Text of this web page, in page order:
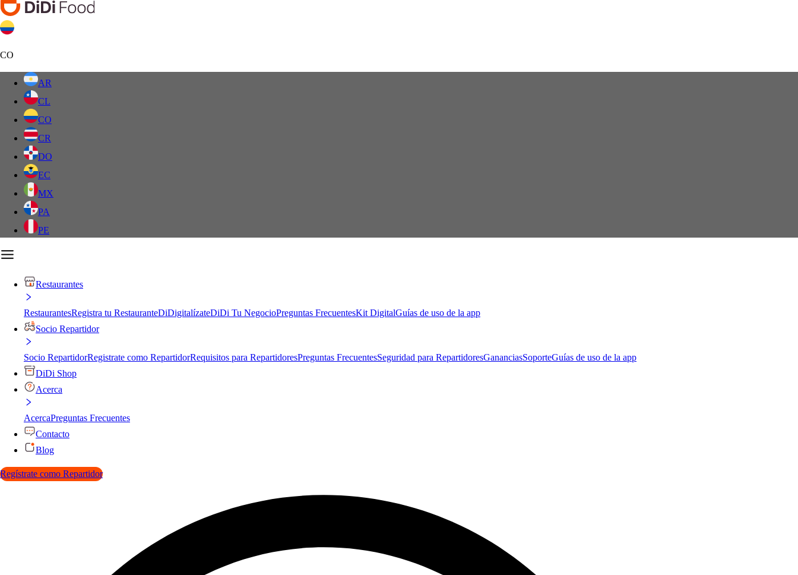
CO
AR
CL
CO
CR
DO
EC
MX
PA
PE
Restaurantes
RestaurantesRegistra tu RestauranteDiDigitalízateDiDi Tu NegocioPreguntas FrecuentesKit DigitalGuías de uso de la app
Socio Repartidor
Socio RepartidorRegistrate como RepartidorRequisitos para RepartidoresPreguntas FrecuentesSeguridad para RepartidoresGananciasSoporteGuías de uso de la app
DiDi Shop
Acerca
AcercaPreguntas Frecuentes
Contacto
Blog
Regístrate como Repartidor